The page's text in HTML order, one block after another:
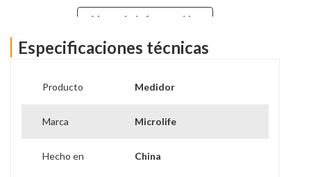
Señal Acústica Alarma de Fiebre
Ver más información
Especificaciones técnicas
Producto Medidor
Marca Microlife
Hecho en China